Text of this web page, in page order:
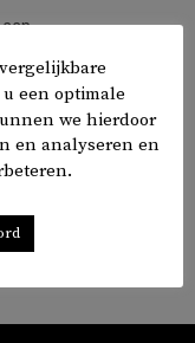
Money,
voor
een optimale
we hierdoor
en analyseren en